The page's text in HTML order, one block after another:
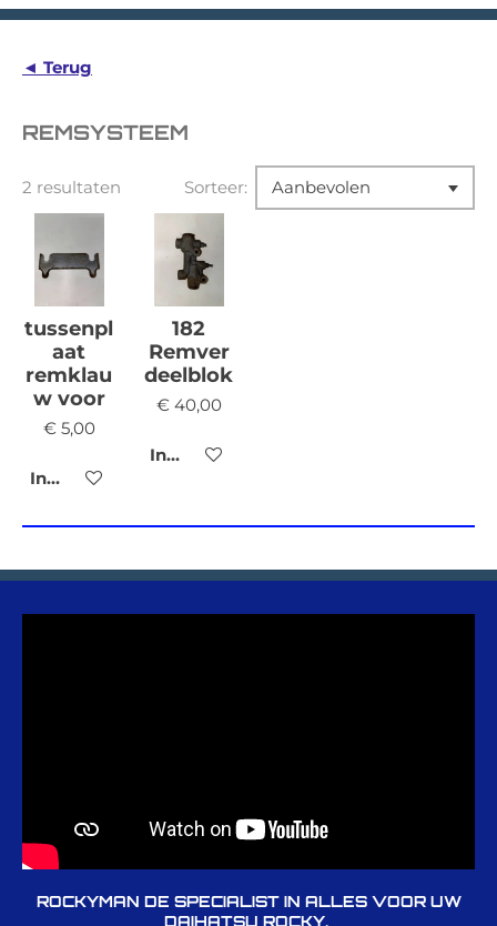
◄ Terug
REMSYSTEEM
2 resultaten Sorteer:
tussenpl
aat
remklau
w voor
€ 5,00
In winkelwagen
182
Remver
deelblok
€ 40,00
In winkelwagen
ROCKYMAN DE SPECIALIST IN ALLES VOOR UW
DAIHATSU ROCKY.